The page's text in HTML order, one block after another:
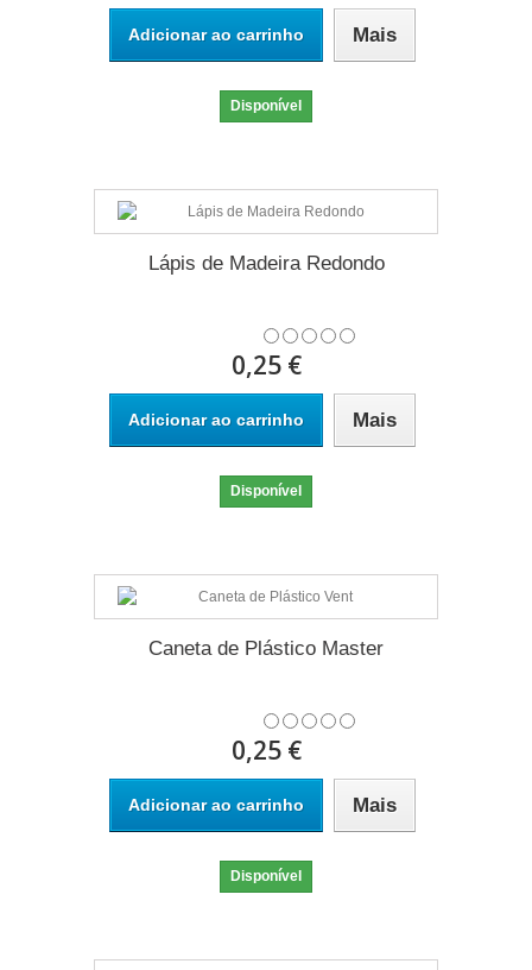
Adicionar ao carrinho Mais
Disponível
Lápis de Madeira Redondo
0,25 €
Adicionar ao carrinho Mais
Disponível
Caneta de Plástico Master
0,25 €
Adicionar ao carrinho Mais
Disponível